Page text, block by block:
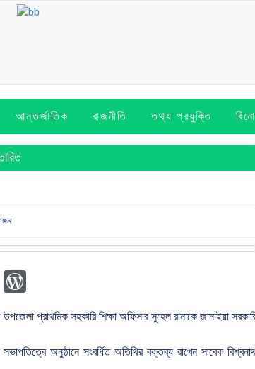
আন্তর্জাতিক রাজনীতি তথ্য প্রযুক্তি
blogger_post
প্রাথমিক সহকারি শিক্ষা অফিসার সুহেল রানাকে জানাইয়া
সভাপতিত্বে অনুষ্ঠানে সংবর্ধিত অতিথির বক্তব্য রাখেন সাবেক